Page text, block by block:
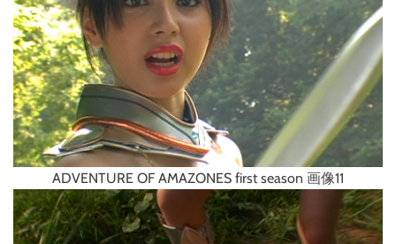
ADVENTURE OF AMAZONES first season 画像11